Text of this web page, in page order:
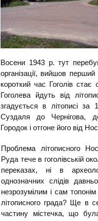
Восени 1943 р. тут
орга­нізації, вийшов
короткий час Гоголів
Гоголева йдуть від
згадується в літописі
Суздаля до Чернігова,
Городок і отгоне його від
Проблема літописного
Руда тече в гоголівській
переказах, ні в
однозначних слідів
незрозумілим і сам
літописного града? Ще в
частину містечка, що